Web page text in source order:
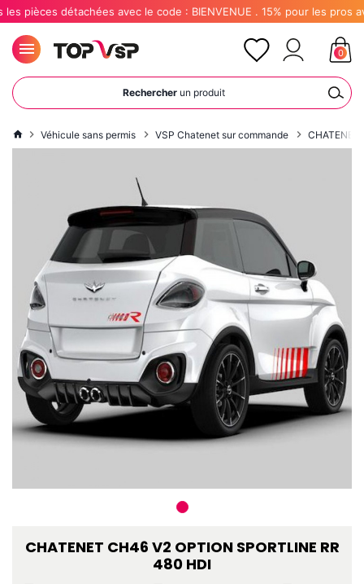
détachées avec le code : BIENVENUE . 15% pour les pros avec le
Rechercher un produit
0
Véhicule sans permis VSP Chatenet sur commande CHATENET
CHATENET CH46 V2 OPTION SPORTLINE RR
480 HDI